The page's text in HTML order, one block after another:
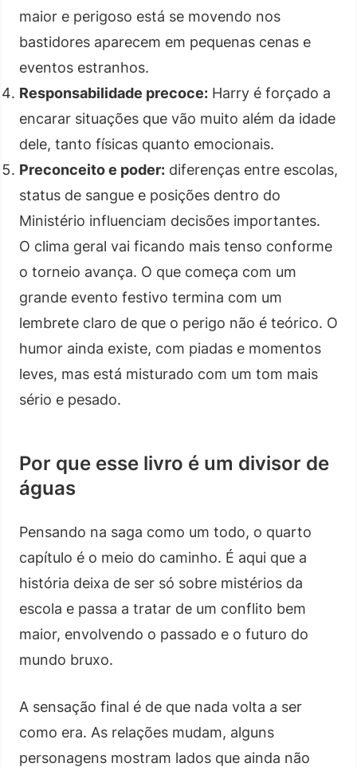
maior e perigoso está se movendo nos
bastidores aparecem em pequenas cenas e
eventos estranhos.
Responsabilidade precoce: Harry é forçado a
encarar situações que vão muito além da idade
dele, tanto físicas quanto emocionais.
Preconceito e poder: diferenças entre escolas,
status de sangue e posições dentro do
Ministério influenciam decisões importantes.
O clima geral vai ficando mais tenso conforme
o torneio avança. O que começa com um
grande evento festivo termina com um
lembrete claro de que o perigo não é teórico. O
humor ainda existe, com piadas e momentos
leves, mas está misturado com um tom mais
sério e pesado.
Por que esse livro é um divisor de
águas
Pensando na saga como um todo, o quarto
capítulo é o meio do caminho. É aqui que a
história deixa de ser só sobre mistérios da
escola e passa a tratar de um conflito bem
maior, envolvendo o passado e o futuro do
mundo bruxo.
A sensação final é de que nada volta a ser
como era. As relações mudam, alguns
personagens mostram lados que ainda não